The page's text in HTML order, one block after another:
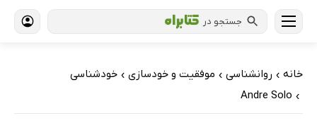
جستجو در
خانه › روانشناسی › موفقیت و خودسازی › خودشناسی
›
Andre Solo